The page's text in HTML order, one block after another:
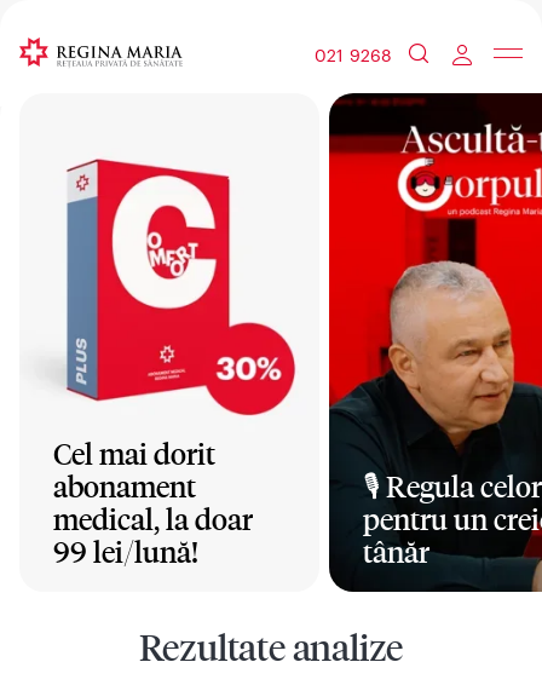
021 9268
Cel mai dorit
abonament
medical, la doar
99 lei/lună!
🎙️ Regula
pentru un
tânăr
Rezultate analize